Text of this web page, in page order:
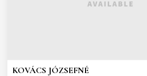
KOVÁCS JÓZSEFNÉ